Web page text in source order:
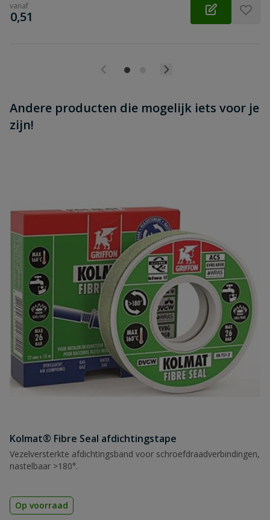
vanaf
€
0,51
Andere producten die mogelijk iets voor je
zijn!
Kolmat® Fibre Seal afdichtingstape
Vezelversterkte afdichtingsband voor schroefdraadverbindingen,
nastelbaar >180°.
Op voorraad